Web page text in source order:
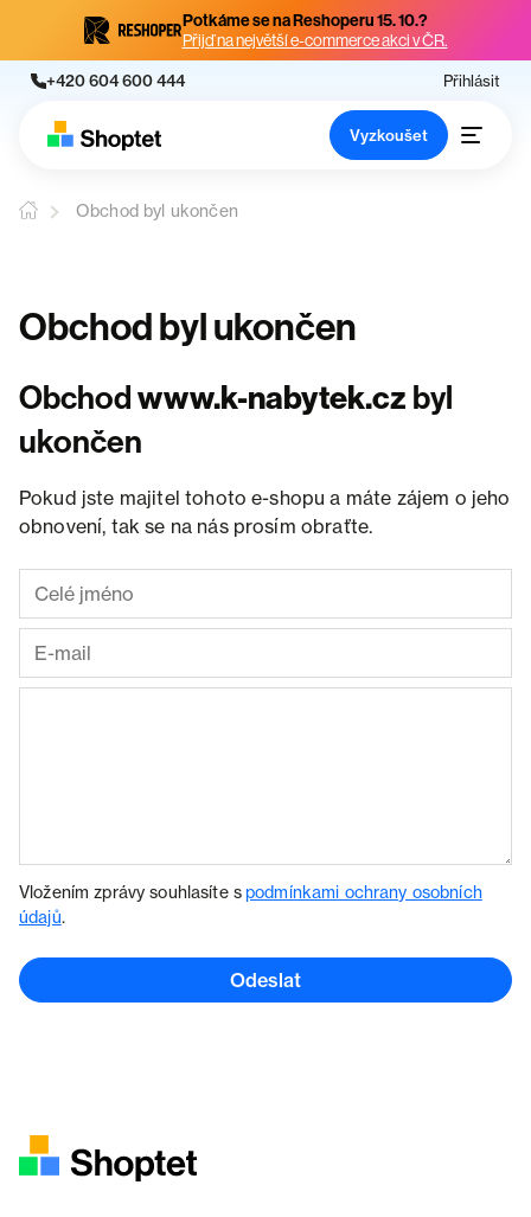
Potkáme se na Reshoperu 15. 10.?
Přijď na největší e-commerce akci v ČR.
+420 604 600 444 Přihlásit
Vyzkoušet
Obchod byl ukončen
Obchod byl ukončen
Obchodwww.k-nabytek.cz byl
ukončen
Pokud jste majitel tohoto e-shopu a máte zájem o jeho
obnovení, tak se na nás prosím obraťte.
Vložením zprávy souhlasíte spodmínkami ochrany osobních
údajů.
Odeslat